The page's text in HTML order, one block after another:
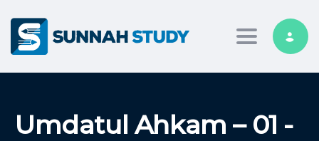
Toggle
Umdatul Ahkam – 01 -